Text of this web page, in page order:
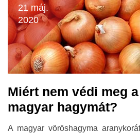
21 máj.
2020
Miért nem védi meg
magyar hagymát?
A magyar vöröshagyma